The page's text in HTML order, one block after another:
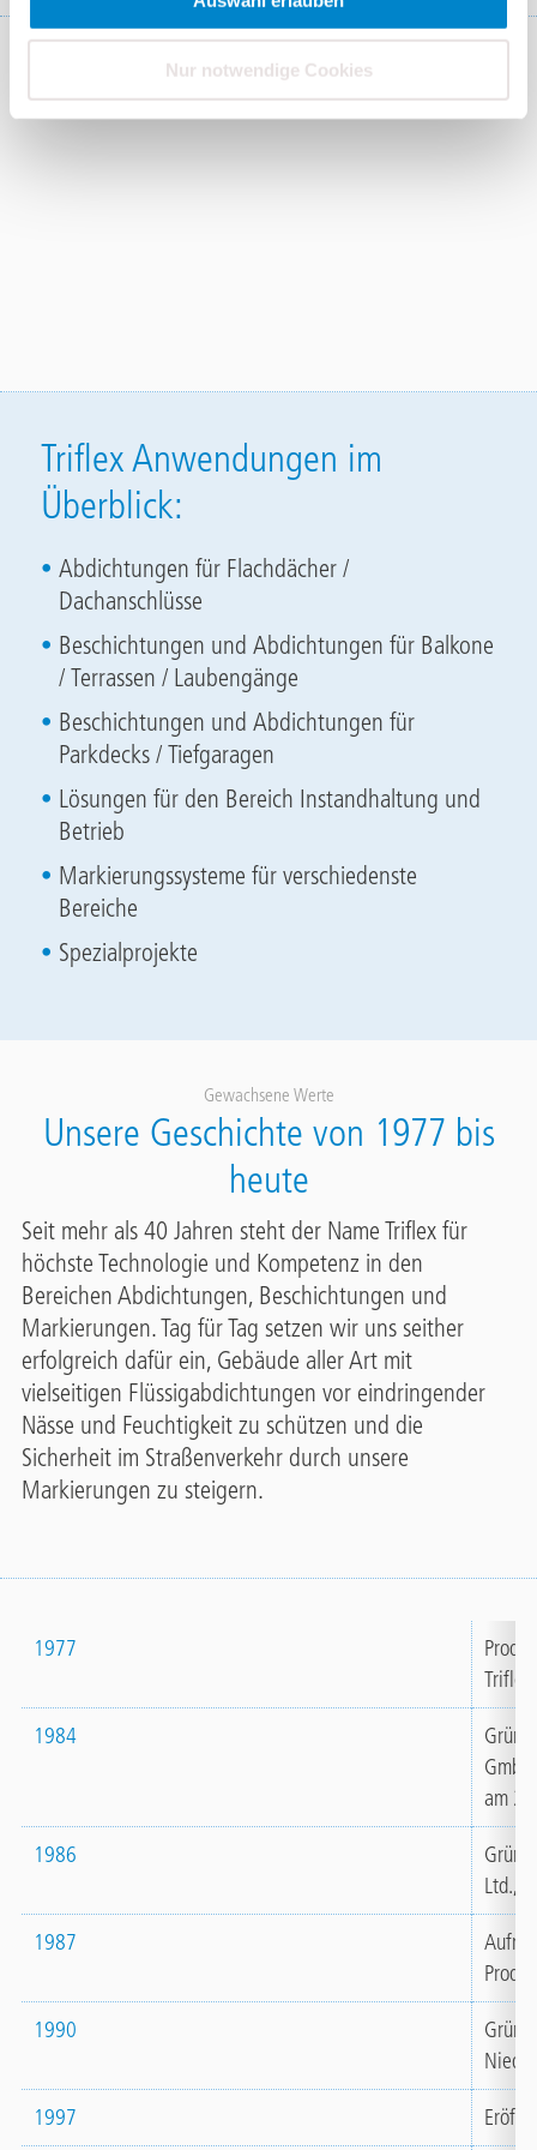
Nur notwendige Cookies
Triflex Anwendungen im
Überblick:
Abdichtungen für Flachdächer /
Dachanschlüsse
Beschichtungen und Abdichtungen für Balkone
/ Terrassen / Laubengänge
Beschichtungen und Abdichtungen für
Parkdecks / Tiefgaragen
Lösungen für den Bereich Instandhaltung und
Betrieb
Markierungssysteme für verschiedenste
Bereiche
Spezialprojekte
Gewachsene Werte
Unsere Geschichte von 1977 bis
heute
Seit mehr als 40 Jahren steht der Name Triflex für
höchste Technologie und Kompetenz in den
Bereichen Abdichtungen, Beschichtungen und
Markierungen. Tag für Tag setzen wir uns seither
erfolgreich dafür ein, Gebäude aller Art mit
vielseitigen Flüssigabdichtungen vor eindringender
Nässe und Feuchtigkeit zu schützen und die
Sicherheit im Straßenverkehr durch unsere
Markierungen zu steigern.
1977
Triflex
1984
am
1986
Ltd.,
1987
1990
1997